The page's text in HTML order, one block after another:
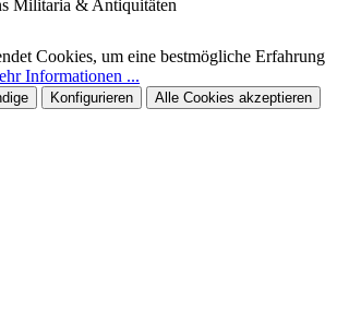
Militaria & Antiquitäten
Cookies, um eine bestmögliche Erfahrung
Informationen ...
Konfigurieren Alle Cookies akzeptieren